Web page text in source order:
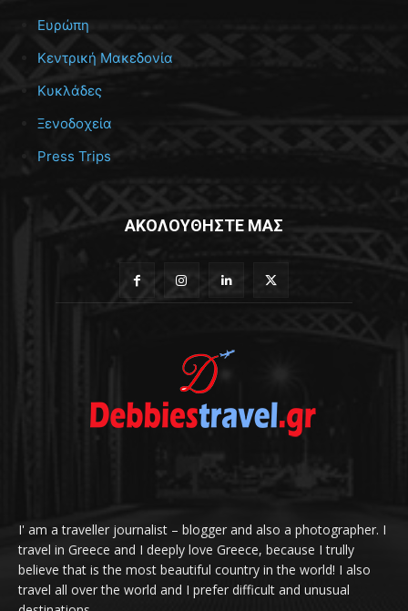
Ευρώπη
Κεντρική Μακεδονία
Κυκλάδες
Ξενοδοχεία
Press Trips
ΑΚΟΛΟΥΘΗΣΤΕ ΜΑΣ
I' am a traveller journalist – blogger and also a photographer. I
travel in Greece and I deeply love Greece, because I trully
believe that is the most beautiful country in the world! I also
travel all over the world and I prefer difficult and unusual